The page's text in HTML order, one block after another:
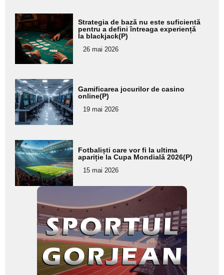
Adaugă
aici textul
pentru
subtitlu
Strategia de bază nu este suficientă
pentru a defini întreaga experiență
la blackjack(P)
26 mai 2026
Adaugă
aici textul
pentru
subtitlu
Gamificarea jocurilor de casino
online(P)
19 mai 2026
Adaugă
aici textul
pentru
subtitlu
Fotbaliști care vor fi la ultima
apariție la Cupa Mondială 2026(P)
15 mai 2026